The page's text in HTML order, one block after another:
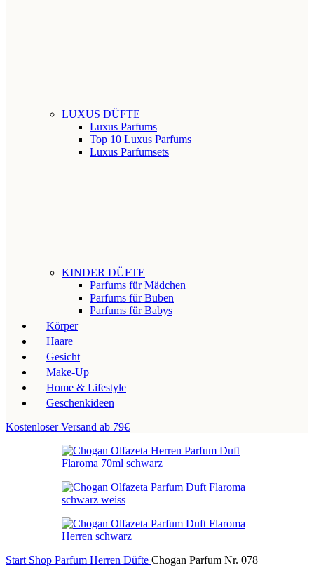
LUXUS DÜFTE
Luxus Parfums
Top 10 Luxus Parfums
Luxus Parfumsets
KINDER DÜFTE
Parfums für Mädchen
Parfums für Buben
Parfums für Babys
Körper
Haare
Gesicht
Make-Up
Home & Lifestyle
Geschenkideen
Kostenloser Versand ab 79€
Start Shop Parfum Herren Düfte Chogan Parfum Nr. 078